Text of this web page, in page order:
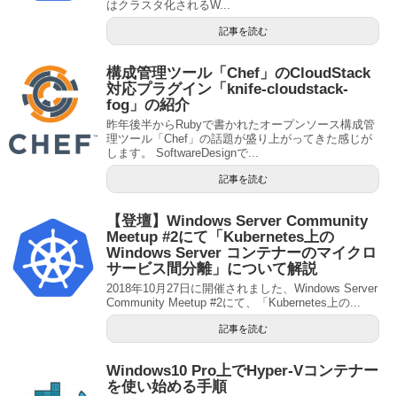
はクラスタ化されるW...
記事を読む
構成管理ツール「Chef」のCloudStack
対応プラグイン「knife-cloudstack-
fog」の紹介
昨年後半からRubyで書かれたオープンソース構成管
理ツール「Chef」の話題が盛り上がってきた感じが
します。 SoftwareDesignで...
記事を読む
【登壇】Windows Server Community
Meetup #2にて「Kubernetes上の
Windows Server コンテナーのマイクロ
サービス間分離」について解説
2018年10月27日に開催されました、Windows Server
Community Meetup #2にて、「Kubernetes上の...
記事を読む
Windows10 Pro上でHyper-Vコンテナー
を使い始める手順